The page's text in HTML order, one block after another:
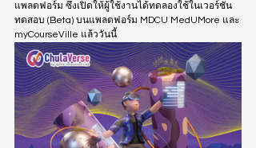
แพลตฟอร์ม ซึ่งเปิดให้ผู้ใช้งานได้ทดลองใช้ในเวอร์ชัน
ทดสอบ (Beta) บนแพลตฟอร์ม MDCU MedUMore และ
myCourseVille แล้ววันนี้